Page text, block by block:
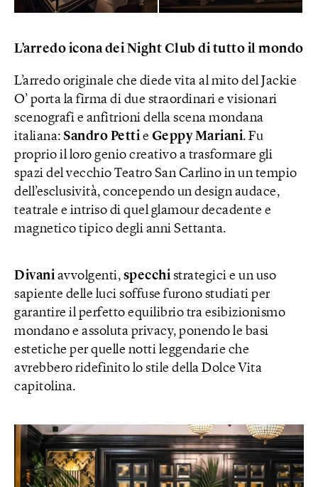
L’arredo icona dei Night Club di tutto il mondo
L’arredo originale che diede vita al mito del Jackie
O’ porta la firma di due straordinari e visionari
scenografi e anfitrioni della scena mondana
italiana: Sandro Pettie Geppy Mariani. Fu
proprio il loro genio creativo a trasformare gli
spazi del vecchio Teatro San Carlino in un tempio
dell’esclusività, concependo un design audace,
teatrale e intriso di quel glamour decadente e
magnetico tipico degli anni Settanta.
Divaniavvolgenti, specchistrategici e un uso
sapiente delle luci soffuse furono studiati per
garantire il perfetto equilibrio tra esibizionismo
mondano e assoluta privacy, ponendo le basi
estetiche per quelle notti leggendarie che
avrebbero ridefinito lo stile della Dolce Vita
capitolina.